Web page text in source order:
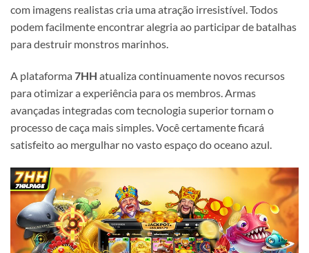
com imagens realistas cria uma atração irresistível. Todos
podem facilmente encontrar alegria ao participar de batalhas
para destruir monstros marinhos.
A plataforma 7HH atualiza continuamente novos recursos
para otimizar a experiência para os membros. Armas
avançadas integradas com tecnologia superior tornam o
processo de caça mais simples. Você certamente ficará
satisfeito ao mergulhar no vasto espaço do oceano azul.